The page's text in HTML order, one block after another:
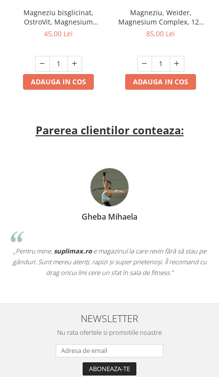
Magneziu bisglicinat,
OstroVit, Magnesium
Glycinate, 90 de capsule
45,00 Lei
ADAUGA IN COS
Magneziu, Weider,
Magnesium Complex, 120
de capsule
85,00 Lei
ADAUGA IN COS
Parerea clientilor conteaza:
Gheba Mihaela
„Pentru mine, suplimax.roe magazinul la care revin fără să stau pe
gânduri. Sunt mereu atenți, rapizi și super prietenoși. Îl recomand cu
drag oricui îmi cere un sfat în sala de fitness.”
NEWSLETTER
Nu rata ofertele si promotiile noastre